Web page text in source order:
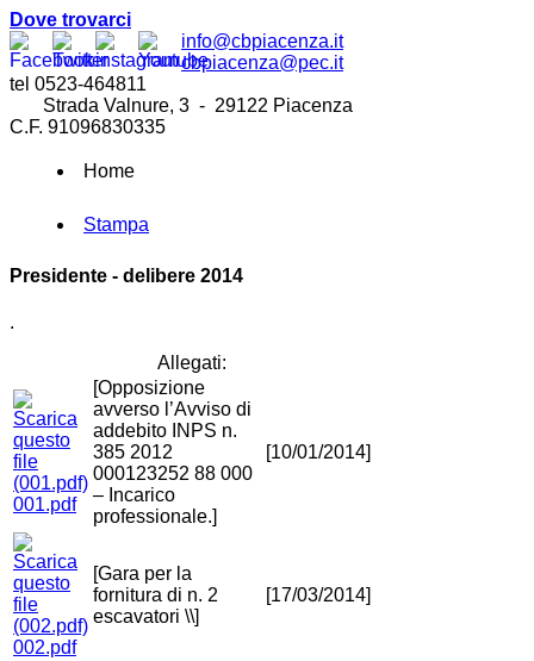
Dove trovarci
info@cbpiacenza.it
cbpiacenza@pec.it
tel 0523-464811
Strada Valnure, 3 - 29122 Piacenza
C.F. 91096830335
Home
Stampa
Presidente - delibere 2014
.
Allegati:
001.pdf
[Opposizione
avverso l’Avviso di
addebito INPS n.
385 2012
000123252 88 000
– Incarico
professionale.]
[10/01/2014]
002.pdf
[Gara per la
fornitura di n. 2
escavatori \\]
[17/03/2014]